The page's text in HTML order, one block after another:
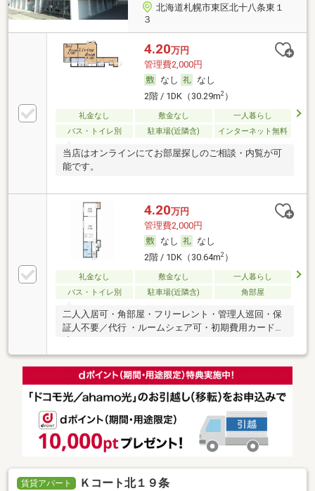
北海道札幌市東区北十八条東１
３
4.20万円
管理費2,000円
なし
なし
2階 / 1DK（30.29m2）
礼金なし 敷金なし
一人暮らし
バス・トイレ別
駐車場(近隣含) インターネット無料
当店はオンラインにてお部屋探しのご相談・内覧が可
能です。
4.20万円
管理費2,000円
なし
なし
2階 / 1DK（30.64m2）
礼金なし 敷金なし
一人暮らし
バス・トイレ別
駐車場(近隣含) 角部屋
二人入居可・角部屋・フリーレント・管理人巡回・保
証人不要／代行 ・ルームシェア可・初期費用カード決
賃貸アパート Ｋコート北１９条